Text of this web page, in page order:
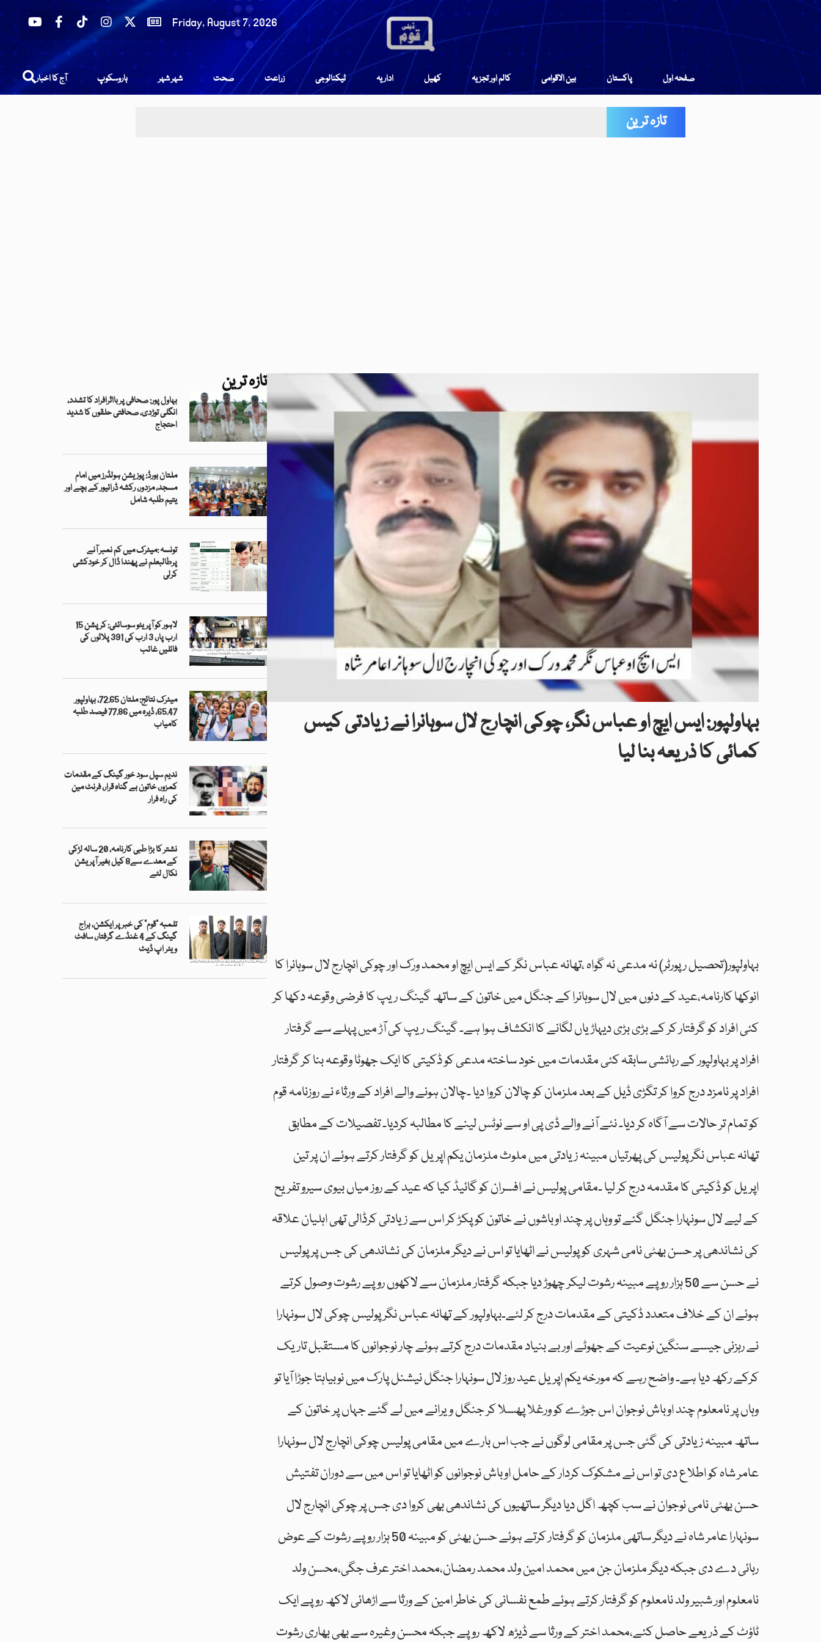
Friday, August 7, 2026
آج کا اخبار ہاروسکوپ شہر شہر صحت زراعت ٹیکنالوجی اداریہ کھیل کالم اور تجزیہ بین الاقوامی پاکستان صفحہ اول
تازہ ترین
تازہ ترین
بہاول پور: صحافی پر بااثرافراد کا تشدد،
انگلی توڑدی، صحافتی حلقوں کا شدید
احتجاج
ملتان بورڈ: پوزیشن ہولڈرز میں امام
مسجد، مزدور، رکشہ ڈرائیور کے بچے اور
یتیم طلبہ شامل
تونسہ :میٹرک میں کم نمبر آنے
پرطالبعلم نے پھندا ڈال کر خودکشی
کرلی
لاہور کو آپریٹو سوسائٹی: کرپشن 15
ارب پار، 3 ارب کی 391 پلاٹوں کی
فائلیں غائب
میٹرک نتائج: ملتان 72.65، بہاولپور
65.47، ڈیرہ میں 77.86 فیصد طلبہ
کامیاب
ندیم سپل سود خور گینگ کے مقدمات
کمزور، خاتون بے گناہ قرار، فرنٹ مین
کی راہ فرار
نشتر کا بڑا طبی کارنامہ، 20 سالہ لڑکی
کے معدے سے8 کیل بغیر آپریشن
نکال لئے
تلمبہ “قوم” کی خبر پر ایکشن، ہراج
گینگ کے 4 غنڈے گرفتار، سافٹ
ویئر اپ ڈیٹ
بہاولپور: ایس ایچ او عباس نگر، چوکی انچارج لال سوہانرا نے زیادتی کیس
کمائی کا ذریعہ بنا لیا
بہاولپور(تحصیل رپورٹر) نہ مدعی نہ گواہ ،تھانہ عباس نگر کے ایس ایچ او محمد ورک اور چوکی انچارج لال سوہانرا کا
انوکھا کارنامہ،عید کے دنوں میں لال سوہانرا کے جنگل میں خاتون کے ساتھ گینگ ریپ کا فرضی وقوعہ دکھا کر
کئی افراد کو گرفتار کر کے بڑی بڑی دیہاڑیاں لگانے کا انکشاف ہوا ہے۔ گینگ ریپ کی آڑ میں پہلے سے گرفتار
افراد پر بہاولپور کے رہائشی سابقہ کئی مقدمات میں خود ساختہ مدعی کو ڈکیتی کا ایک جھوٹا وقوعہ بنا کر گرفتار
افراد پر نامزد درج کروا کر تگڑی ڈیل کے بعد ملزمان کو چالان کروا دیا ۔چالان ہونے والے افراد کے ورثاء نے روزنامہ قوم
کو تمام تر حالات سے آگاہ کر دیا۔ نئے آنے والے ڈی پی او سے نوٹس لینے کا مطالبہ کردیا۔ تفصیلات کے مطابق
تھانہ عباس نگر پولیس کی پھرتیاں مبینہ زیادتی میں ملوث ملزمان یکم اپریل کو گرفتار کرتے ہوئے ان پر تین
اپریل کو ڈکیتی کا مقدمہ درج کر لیا ۔مقامی پولیس نے افسران کو گائیڈ کیا کہ عید کے روز میاں بیوی سیرو تفریح
کے لیے لال سونہارا جنگل گئے تو وہاں پر چند اوباشوں نے خاتون کو پکڑ کر اس سے زیادتی کرڈالی تھی اہلیان علاقہ
کی نشاندھی پر حسن بھٹی نامی شہری کو پولیس نے اٹھایا تو اس نے دیگر ملزمان کی نشاندھی کی جس پر پولیس
نے حسن سے 50 ہزار روپے مبینہ رشوت لیکر چھوڑ دیا جبکہ گرفتار ملزمان سے لاکھوں روپے رشوت وصول کرتے
ہوئے ان کے خلاف متعدد ڈکیتی کے مقدمات درج کر لئے۔بہاولپور کے تھانہ عباس نگر پولیس چوکی لال سونہارا
نے رہزنی جیسے سنگین نوعیت کے جھوٹے اور بے بنیاد مقدمات درج کرتے ہوئے چار نوجوانوں کا مستقبل تاریک
کرکے رکھ دیا ہے۔ واضح رہے کہ مورخہ یکم اپریل عید روز لال سونہارا جنگل نیشنل پارک میں نوبیاہتا جوڑا آیا تو
وہاں پر نامعلوم چند اوباش نوجوان اس جوڑے کو ورغلا پھسلا کر جنگل ویرانے میں لے گئے جہاں پر خاتون کے
ساتھ مبینہ زیادتی کی گئی جس پر مقامی لوگوں نے جب اس بارے میں مقامی پولیس چوکی انچارج لال سونہارا
عامر شاہ کو اطلاع دی تو اس نے مشکوک کردار کے حامل اوباش نوجوانوں کو اٹھایا تو اس میں سے دوران تفتیش
حسن بھٹی نامی نوجوان نے سب کچھ اگل دیا دیگر ساتھیوں کی نشاندھی بھی کروا دی جس پر چوکی انچارج لال
سونہارا عامر شاہ نے دیگر ساتھی ملزمان کو گرفتار کرتے ہوئے حسن بھٹی کو مبینہ 50 ہزار روپے رشوت کے عوض
رہائی دے دی جبکہ دیگر ملزمان جن میں محمد امین ولد محمد رمضان،محمد اختر عرف جگی،محسن ولد
نامعلوم اور شبیر ولد نامعلوم کو گرفتار کرتے ہوئے طمع نفسانی کی خاطر امین کے ورثا سے اڑھائی لاکھ روپے ایک
ٹاؤٹ کے ذریعے حاصل کئے،محمد اختر کے ورثا سے ڈیڑھ لاکھ روپے جبکہ محسن وغیرہ سے بھی بھاری رشوت